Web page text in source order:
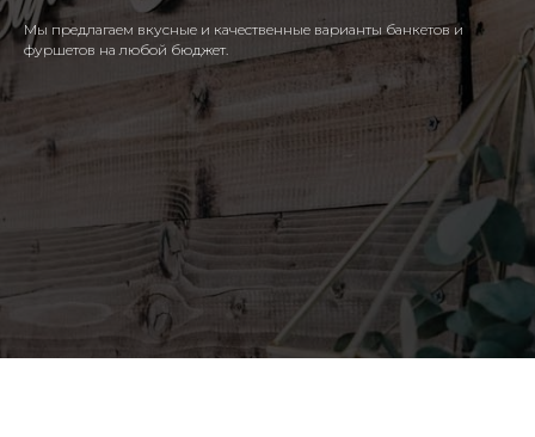
Мы предлагаем вкусные и качественные варианты банкетов и
фуршетов на любой бюджет.